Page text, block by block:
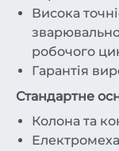
Висока
робочого
Гарантія
Стандартне
Колона та